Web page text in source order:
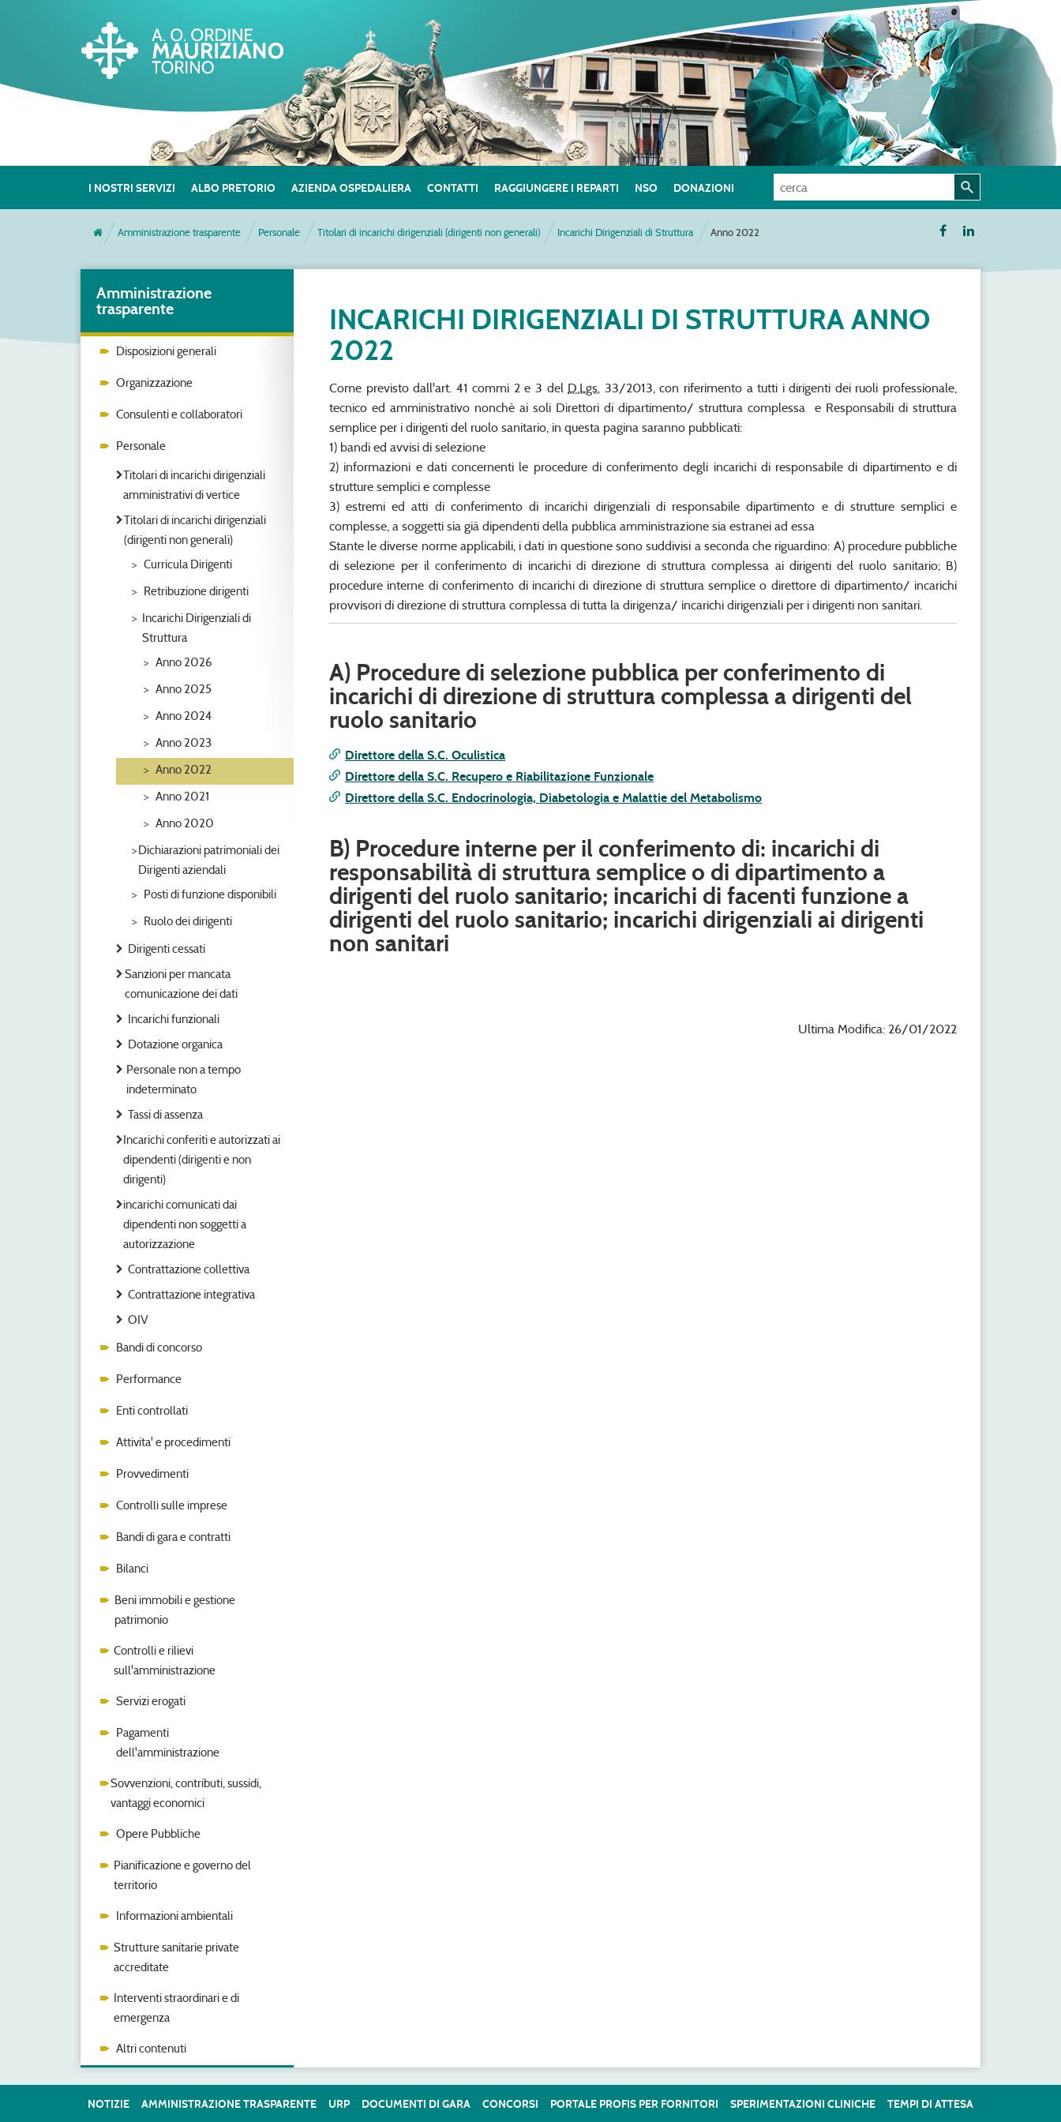
I NOSTRI SERVIZI ALBO PRETORIO AZIENDA OSPEDALIERA CONTATTI RAGGIUNGERE I REPARTI NSO DONAZIONI
Amministrazione trasparente Personale Titolari di incarichi dirigenziali (dirigenti non generali) Incarichi Dirigenziali di Struttura Anno 2022
Amministrazione
trasparente
Disposizioni generali
Organizzazione
Consulenti e collaboratori
Personale
Titolari di incarichi dirigenziali
amministrativi di vertice
Titolari di incarichi dirigenziali
(dirigenti non generali)
Curricula Dirigenti
Retribuzione dirigenti
Incarichi Dirigenziali di
Struttura
Anno 2026
Anno 2025
Anno 2024
Anno 2023
Anno 2022
Anno 2021
Anno 2020
Dichiarazioni patrimoniali dei
Dirigenti aziendali
Posti di funzione disponibili
Ruolo dei dirigenti
Dirigenti cessati
Sanzioni per mancata
comunicazione dei dati
Incarichi funzionali
Dotazione organica
Personale non a tempo
indeterminato
Tassi di assenza
Incarichi conferiti e autorizzati ai
dipendenti (dirigenti e non
dirigenti)
incarichi comunicati dai
dipendenti non soggetti a
autorizzazione
Contrattazione collettiva
Contrattazione integrativa
OIV
Bandi di concorso
Performance
Enti controllati
Attivita' e procedimenti
Provvedimenti
Controlli sulle imprese
Bandi di gara e contratti
Bilanci
Beni immobili e gestione
patrimonio
Controlli e rilievi
sull'amministrazione
Servizi erogati
Pagamenti
dell'amministrazione
Sovvenzioni, contributi, sussidi,
vantaggi economici
Opere Pubbliche
Pianificazione e governo del
territorio
Informazioni ambientali
Strutture sanitarie private
accreditate
Interventi straordinari e di
emergenza
Altri contenuti
INCARICHI DIRIGENZIALI DI STRUTTURA ANNO
2022
Come previsto dall'art. 41 commi 2 e 3 del D.Lgs. 33/2013, con riferimento a tutti i dirigenti dei ruoli professionale,
tecnico ed amministrativo nonchè ai soli Direttori di dipartimento/ struttura complessa e Responsabili di struttura
semplice per i dirigenti del ruolo sanitario, in questa pagina saranno pubblicati:
1) bandi ed avvisi di selezione
2) informazioni e dati concernenti le procedure di conferimento degli incarichi di responsabile di dipartimento e di
strutture semplici e complesse
3) estremi ed atti di conferimento di incarichi dirigenziali di responsabile dipartimento e di strutture semplici e
complesse, a soggetti sia già dipendenti della pubblica amministrazione sia estranei ad essa
Stante le diverse norme applicabili, i dati in questione sono suddivisi a seconda che riguardino: A) procedure pubbliche
di selezione per il conferimento di incarichi di direzione di struttura complessa ai dirigenti del ruolo sanitario; B)
procedure interne di conferimento di incarichi di direzione di struttura semplice o direttore di dipartimento/ incarichi
provvisori di direzione di struttura complessa di tutta la dirigenza/ incarichi dirigenziali per i dirigenti non sanitari.
A) Procedure di selezione pubblica per conferimento di
incarichi di direzione di struttura complessa a dirigenti del
ruolo sanitario
Direttore della S.C. Oculistica
Direttore della S.C. Recupero e Riabilitazione Funzionale
Direttore della S.C. Endocrinologia, Diabetologia e Malattie del Metabolismo
B) Procedure interne per il conferimento di: incarichi di
responsabilità di struttura semplice o di dipartimento a
dirigenti del ruolo sanitario; incarichi di facenti funzione a
dirigenti del ruolo sanitario; incarichi dirigenziali ai dirigenti
non sanitari
Ultima Modifica: 26/01/2022
NOTIZIE AMMINISTRAZIONE TRASPARENTE URP DOCUMENTI DI GARA CONCORSI PORTALE PROFIS PER FORNITORI SPERIMENTAZIONI CLINICHE TEMPI DI ATTESA